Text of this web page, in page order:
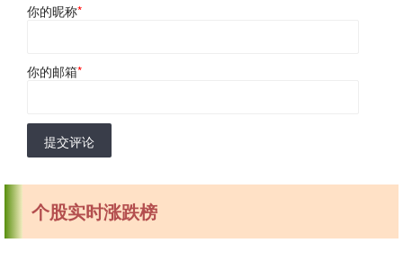
你的昵称*
你的邮箱*
提交评论
个股实时涨跌榜